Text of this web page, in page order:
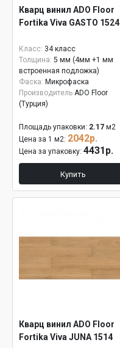
Кварц винил ADO Floor
Fortika Viva GASTO 1524
Класс: 34 класс
Толщина: 5 мм (4мм +1 мм
встроенная подложка)
Фаска: Микрофаска
Производитель ADO Floor
(Турция)
Площадь упаковки: 2.17 м2
Цена за 1 м2: 2042р.
Цена за упаковку: 4431р.
Купить
Кварц винил ADO Floor
Fortika Viva JUNA 1514